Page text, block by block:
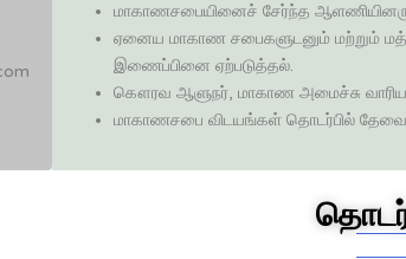
மாகாணசபையினைச் சேர்ந்த
ஏனைய மாகாண சபைகளுடனும் மற்றும்
இணைப்பினை ஏற்படுத்தல்.
கௌரவ ஆளுநர், மாகாண அமைச்சு
மாகாணசபை விடயங்கள் தொடர்பில்